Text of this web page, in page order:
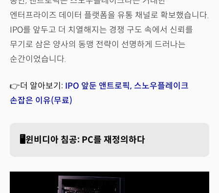
엔터프라이즈 데이터 플랫폼을 유통 채널로 확보했습니다.
IPO를 앞두고 더 치열해지는 경쟁 구도 속에서 신뢰를
무기로 삼은 양사의 동맹 전략이 선명하게 드러나는
순간이었습니다.
👉더 알아보기: IPO 앞둔 앤트로픽, 스노우플레이크
손잡은 이유(무료)
🖥️윈비디아 침공: PC를 재정의하다